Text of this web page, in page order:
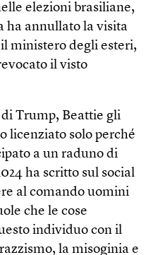
elezioni brasiliane,
ha annullato la visita
ministero degli esteri,
il visto
Trump, Beattie gli
licenziato solo perché
a un raduno di
ha scritto sul social
al comando uomini
che le cose
individuo con il
la misoginia e